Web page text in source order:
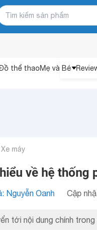
thể thaoMẹ và Bé
Xe máy
về hệ thống
Nguyễn Oanh Cập
tới nội dung chính trong